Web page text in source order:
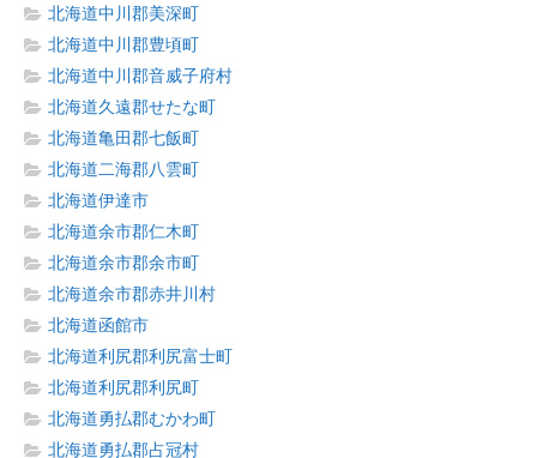
北海道中川郡美深町
北海道中川郡豊頃町
北海道中川郡音威子府村
北海道久遠郡せたな町
北海道亀田郡七飯町
北海道二海郡八雲町
北海道伊達市
北海道余市郡仁木町
北海道余市郡余市町
北海道余市郡赤井川村
北海道函館市
北海道利尻郡利尻富士町
北海道利尻郡利尻町
北海道勇払郡むかわ町
北海道勇払郡占冠村